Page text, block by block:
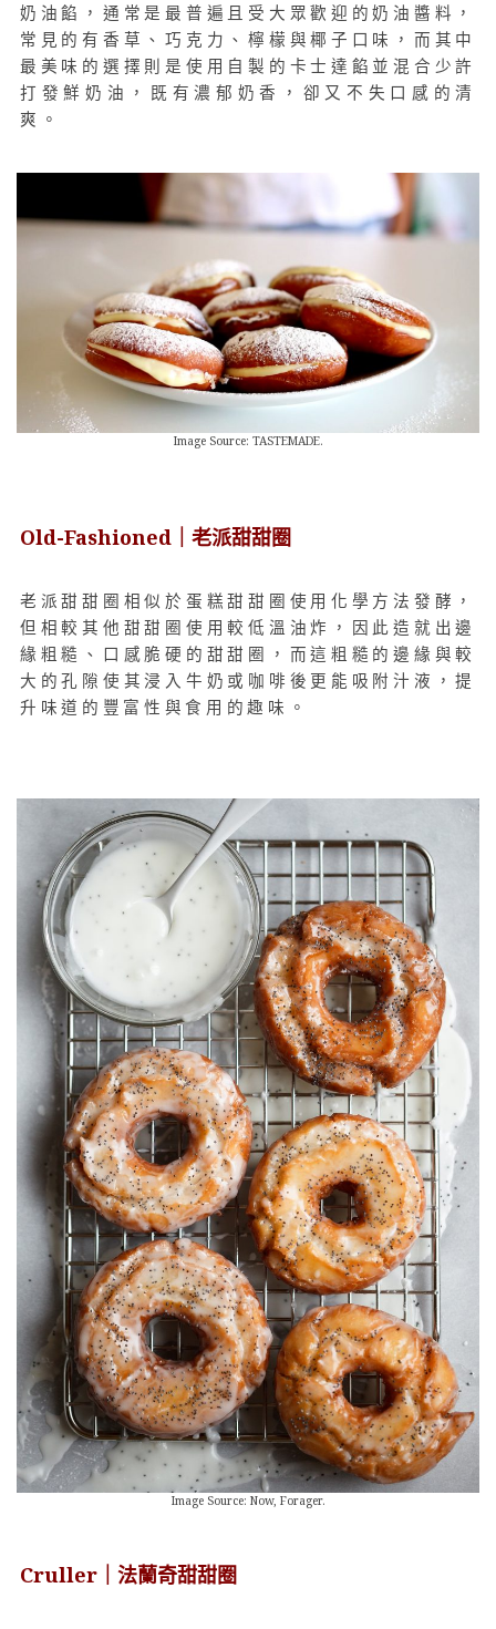
奶油餡，通常是最普遍且受大眾歡迎的奶油醬料，
常見的有香草、巧克力、檸檬與椰子口味，而其中
最美味的選擇則是使用自製的卡士達餡並混合少許
打發鮮奶油，既有濃郁奶香，卻又不失口感的清
爽。
Image Source: TASTEMADE.
Old-Fashioned｜老派甜甜圈
老派甜甜圈相似於蛋糕甜甜圈使用化學方法發酵，
但相較其他甜甜圈使用較低溫油炸，因此造就出邊
緣粗糙、口感脆硬的甜甜圈，而這粗糙的邊緣與較
大的孔隙使其浸入牛奶或咖啡後更能吸附汁液，提
升味道的豐富性與食用的趣味。
Image Source: Now, Forager.
Cruller｜法蘭奇甜甜圈